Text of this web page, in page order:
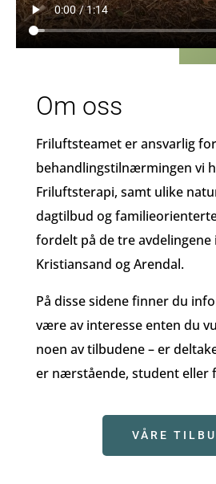
Om oss
Friluftsteamet er ansvarlig for
behandlingstilnærmingen vi
Friluftsterapi, samt ulike
dagtilbud og
fordelt på de tre avdelingene
Kristiansand og Arendal.
På disse sidene finner du
være av interesse enten du
noen av tilbudene – er
er nærstående, student eller
VÅRE